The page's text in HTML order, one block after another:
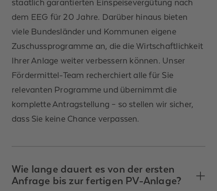
staatlich garantierten Einspeisevergütung nach
dem EEG für 20 Jahre. Darüber hinaus bieten
viele Bundesländer und Kommunen eigene
Zuschussprogramme an, die die Wirtschaftlichkeit
Ihrer Anlage weiter verbessern können. Unser
Fördermittel-Team recherchiert alle für Sie
relevanten Programme und übernimmt die
komplette Antragstellung – so stellen wir sicher,
dass Sie keine Chance verpassen.
Wie lange dauert es von der ersten
Anfrage bis zur fertigen PV-Anlage?